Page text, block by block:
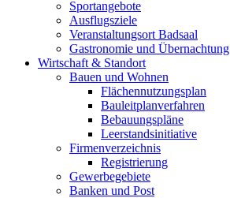
Sportangebote
Ausflugsziele
Veranstaltungsort Badsaal
Gastronomie und Übernachtung
Wirtschaft & Standort
Bauen und Wohnen
Flächennutzungsplan
Bauleitplanverfahren
Bebauungspläne
Leerstandsinitiative
Firmenverzeichnis
Registrierung
Gewerbegebiete
Banken und Post